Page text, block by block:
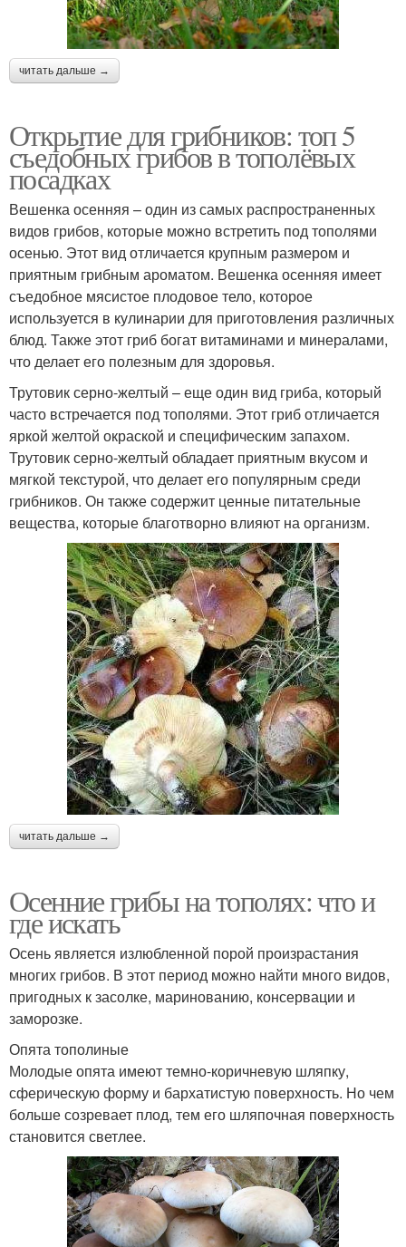
читать дальше →
Открытие для грибников: топ 5
съедобных грибов в тополёвых
посадках
Вешенка осенняя – один из самых распространенных
видов грибов, которые можно встретить под тополями
осенью. Этот вид отличается крупным размером и
приятным грибным ароматом. Вешенка осенняя имеет
съедобное мясистое плодовое тело, которое
используется в кулинарии для приготовления различных
блюд. Также этот гриб богат витаминами и минералами,
что делает его полезным для здоровья.
Трутовик серно-желтый – еще один вид гриба, который
часто встречается под тополями. Этот гриб отличается
яркой желтой окраской и специфическим запахом.
Трутовик серно-желтый обладает приятным вкусом и
мягкой текстурой, что делает его популярным среди
грибников. Он также содержит ценные питательные
вещества, которые благотворно влияют на организм.
читать дальше →
Осенние грибы на тополях: что и
где искать
Осень является излюбленной порой произрастания
многих грибов. В этот период можно найти много видов,
пригодных к засолке, маринованию, консервации и
заморозке.
Опята тополиные
Молодые опята имеют темно-коричневую шляпку,
сферическую форму и бархатистую поверхность. Но чем
больше созревает плод, тем его шляпочная поверхность
становится светлее.